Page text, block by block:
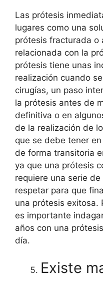
Las prótesis
lugares como una
prótesis fracturada o
relacionada con la
prótesis tiene unas
realización cuando
cirugías, un paso
la prótesis antes de
definitiva o en
de la realización de
que se debe tener
de forma transitoria
ya que una prótesis
requiere una serie
respetar para que
una prótesis exitosa.
es importante
años con una
día.
Existe